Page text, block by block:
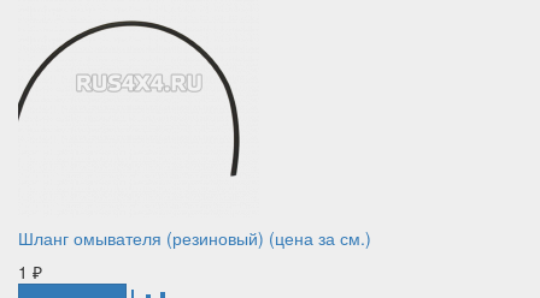
Шланг омывателя (резиновый) (цена за см.)
1 ₽